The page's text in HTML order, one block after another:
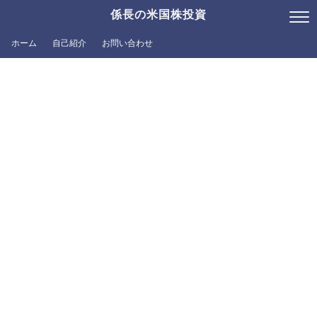
係長の米国株投資
ホーム 自己紹介 お問い合わせ